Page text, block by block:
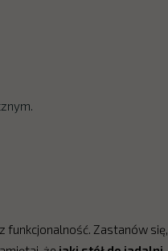
funkcjonalność. Zastanów się,